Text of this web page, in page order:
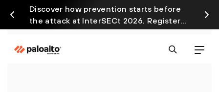
Discover how prevention starts before
the attack at InterSECt 2026. Register
Now